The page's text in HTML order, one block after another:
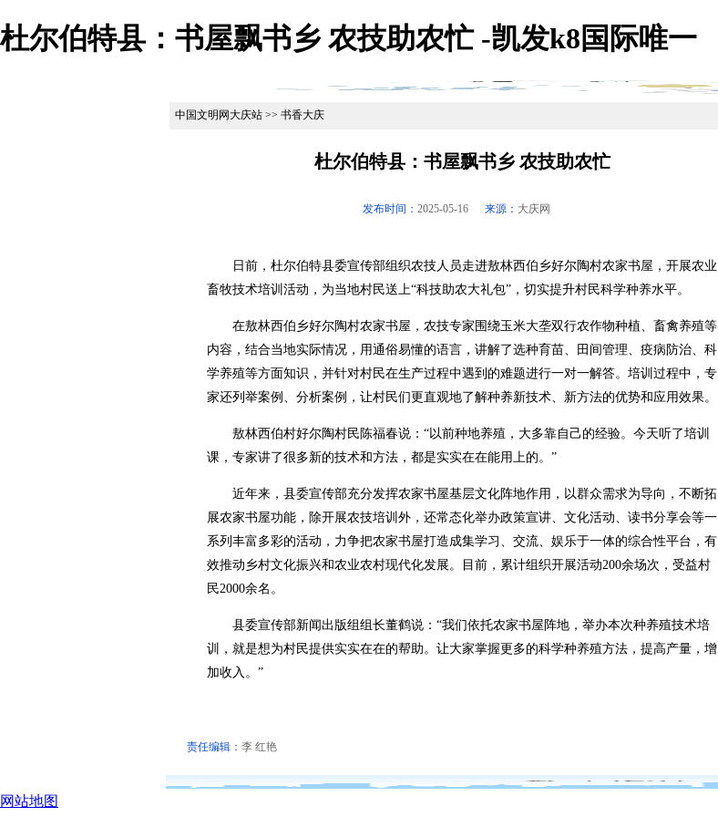
杜尔伯特县：书屋飘书乡 农技助农忙 -凯发k8国际唯一
中国文明网大庆站 >> 书香大庆
杜尔伯特县：书屋飘书乡 农技助农忙
发布时间： 2025-05-16 来源： 大庆网
日前，杜尔伯特县委宣传部组织农技人员走进敖林西伯乡好尔陶村农家书屋，开展农业
畜牧技术培训活动，为当地村民送上“科技助农大礼包”，切实提升村民科学种养水平。
在敖林西伯乡好尔陶村农家书屋，农技专家围绕玉米大垄双行农作物种植、畜禽养殖等
内容，结合当地实际情况，用通俗易懂的语言，讲解了选种育苗、田间管理、疫病防治、科
学养殖等方面知识，并针对村民在生产过程中遇到的难题进行一对一解答。培训过程中，专
家还列举案例、分析案例，让村民们更直观地了解种养新技术、新方法的优势和应用效果。
敖林西伯村好尔陶村民陈福春说：“以前种地养殖，大多靠自己的经验。今天听了培训
课，专家讲了很多新的技术和方法，都是实实在在能用上的。”
近年来，县委宣传部充分发挥农家书屋基层文化阵地作用，以群众需求为导向，不断拓
展农家书屋功能，除开展农技培训外，还常态化举办政策宣讲、文化活动、读书分享会等一
系列丰富多彩的活动，力争把农家书屋打造成集学习、交流、娱乐于一体的综合性平台，有
效推动乡村文化振兴和农业农村现代化发展。目前，累计组织开展活动200余场次，受益村
民2000余名。
县委宣传部新闻出版组组长董鹤说：“我们依托农家书屋阵地，举办本次种养殖技术培
训，就是想为村民提供实实在在的帮助。让大家掌握更多的科学种养殖方法，提高产量，增
加收入。”
责任编辑： 李 红艳
网站地图